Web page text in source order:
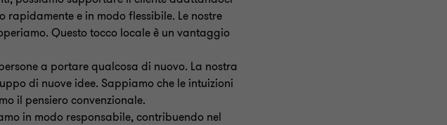
rapidamente e in modo flessibile. Le nostre
Questo tocco locale è un vantaggio
a portare qualcosa di nuovo. La nostra
di nuove idee. Sappiamo che le intuizioni
il pensieroconvenzionale.
in modo responsabile, contribuendo nel